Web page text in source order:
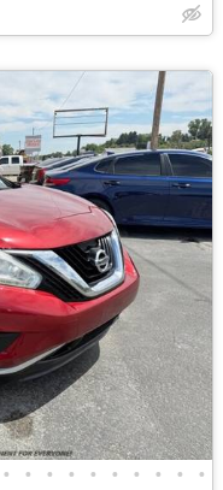
• • • • • • • • • •